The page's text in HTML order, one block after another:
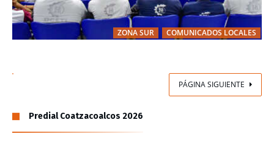
ZONA SUR COMUNICADOS LOCALES
PÁGINA SIGUIENTE
Predial Coatzacoalcos 2026